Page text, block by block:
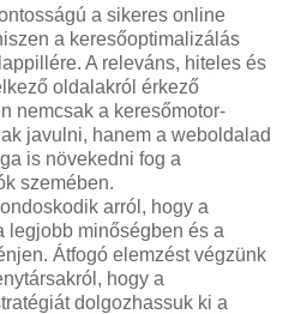
a sikeres online
a keresőoptimalizálás
A releváns, hiteles és
oldalakról érkező
nemcsak a keresőmotor-
javulni, hanem a weboldalad
is növekedni fog a
szemében.
arról, hogy a
legjobb minőségben és a
Átfogó elemzést végzünk
hogy a
dolgozhassuk ki a